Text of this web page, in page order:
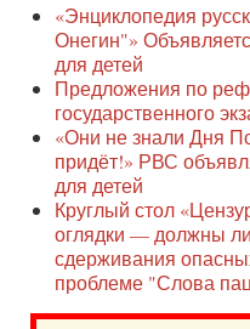
Защита семей
Образование
Наше
Регионы
Видео
«Энциклопедия
Онегин"»
для детей
Предложения по
государственного
«Они не знали Дня
придёт!» РВС
для детей
Круглый стол
оглядки — должны
сдерживания
проблеме "Слова